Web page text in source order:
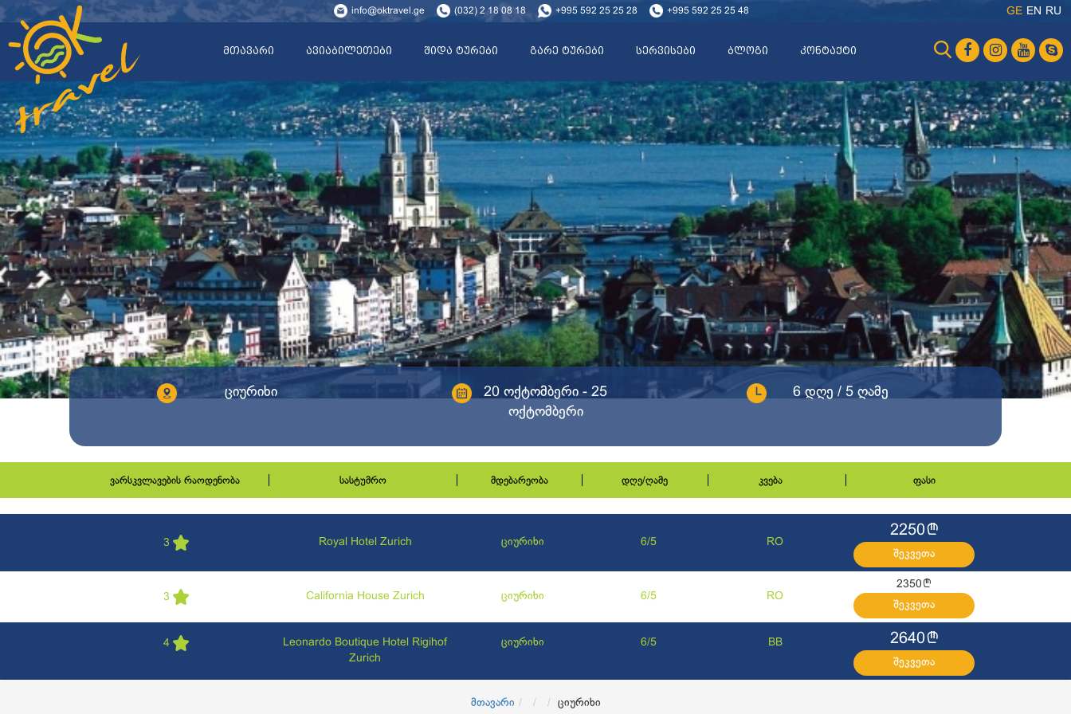
info@oktravel.ge (032) 2 18 08 18 +995 592 25 25 28 +995 592 25 25 48 GE EN RU
მთავარი ავიაბილეთები შიდა ტურები გარე ტურები სერვისები ბლოგი კონტაქტი
ციურიხი
20 ოქტომბერი - 25
ოქტომბერი
6 დღე / 5 ღამე
ვარსკვლავების რაოდენობა სასტუმრო მდებარეობა დღე/ღამე კვება ფასი
3 Royal Hotel Zurich ციურიხი 6/5 RO
2250l
შეკვეთა
3 California House Zurich ციურიხი 6/5 RO
2350 l
შეკვეთა
4
Leonardo Boutique Hotel Rigihof
Zurich
ციურიხი 6/5 BB 2640l
შეკვეთა
მთავარი ციურიხი